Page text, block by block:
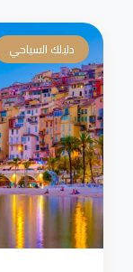
دليلك السياحي